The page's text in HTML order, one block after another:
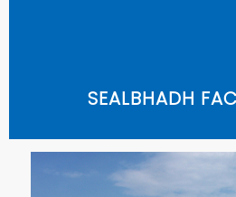
SEALBHADH